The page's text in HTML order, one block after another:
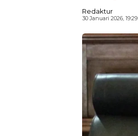
Redaktur
30 Januari 2026,